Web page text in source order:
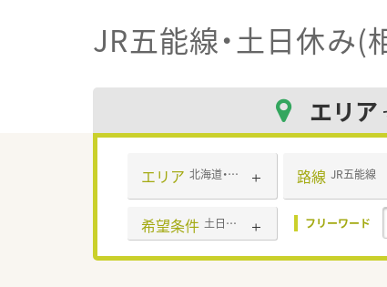
JR五能線・土日休み(
エリア
エリア 北海道・東北 路線 JR五能線
希望条件 土日休み(相談可含む) フリーワード